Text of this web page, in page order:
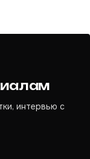
интервью с